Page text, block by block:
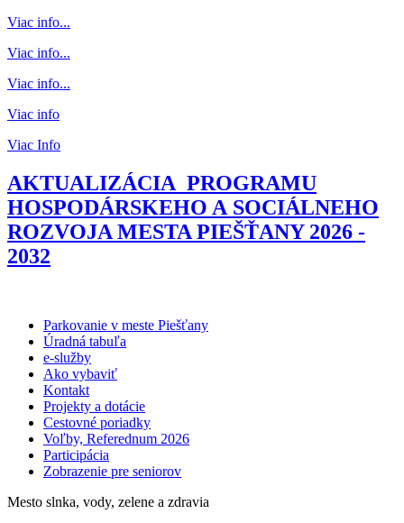
Viac info...
Viac info...
Viac info...
Viac info
Viac Info
AKTUALIZÁCIA PROGRAMU
HOSPODÁRSKEHO A SOCIÁLNEHO
ROZVOJA MESTA PIEŠŤANY 2026 -
2032
Parkovanie v meste Piešťany
Úradná tabuľa
e-služby
Ako vybaviť
Kontakt
Projekty a dotácie
Cestovné poriadky
Voľby, Referednum 2026
Participácia
Zobrazenie pre seniorov
Mesto slnka, vody, zelene a zdravia